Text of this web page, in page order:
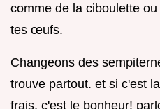
comme de la ciboulette
tes œufs.
Changeons des
trouve partout. et si c'est
frais, c'est le bonheur!